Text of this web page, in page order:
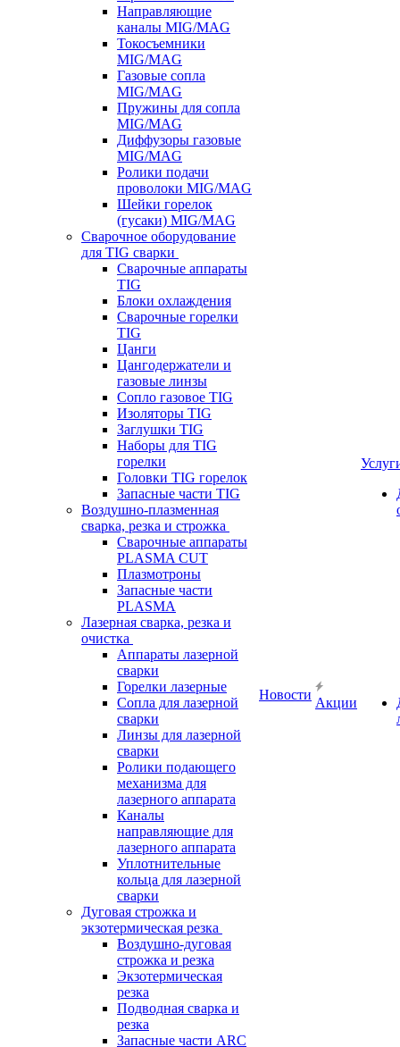
Направляющие
каналы MIG/MAG
Токосъемники
MIG/MAG
Газовые сопла
MIG/MAG
Пружины для сопла
MIG/MAG
Диффузоры газовые
MIG/MAG
Ролики подачи
проволоки MIG/MAG
Шейки горелок
(гусаки) MIG/MAG
Сварочное оборудование
для TIG сварки
Сварочные аппараты
TIG
Блоки охлаждения
Сварочные горелки
TIG
Цанги
Цангодержатели и
газовые линзы
Сопло газовое TIG
Изоляторы TIG
Заглушки TIG
Наборы для TIG
горелки
Головки TIG горелок
Запасные части TIG
Воздушно-плазменная
сварка, резка и строжка
Сварочные аппараты
PLASMA CUT
Плазмотроны
Запасные части
PLASMA
Лазерная сварка, резка и
очистка
Аппараты лазерной
сварки
Горелки лазерные
Сопла для лазерной
сварки
Линзы для лазерной
сварки
Ролики подающего
механизма для
лазерного аппарата
Каналы
направляющие для
лазерного аппарата
Уплотнительные
кольца для лазерной
сварки
Дуговая строжка и
экзотермическая резка
Воздушно-дуговая
строжка и резка
Экзотермическая
резка
Подводная сварка и
резка
Запасные части ARC
Новости
Акции